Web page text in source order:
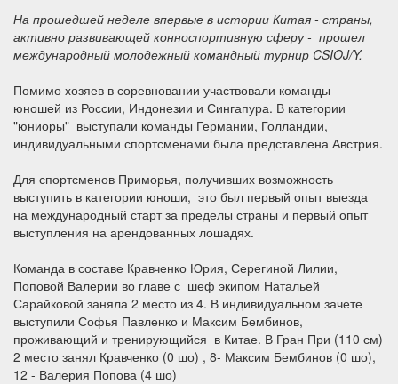
На прошедшей неделе впервые в истории Китая - страны,
активно развивающей конноспортивную сферу - прошел
международный молодежный командный турнир CSIOJ/Y.
Помимо хозяев в соревновании участвовали команды
юношей из России, Индонезии и Сингапура. В категории
"юниоры" выступали команды Германии, Голландии,
индивидуальными спортсменами была представлена Австрия.
Для спортсменов Приморья, получивших возможность
выступить в категории юноши, это был первый опыт выезда
на международный старт за пределы страны и первый опыт
выступления на арендованных лошадях.
Команда в составе Кравченко Юрия, Серегиной Лилии,
Поповой Валерии во главе с шеф экипом Натальей
Сарайковой заняла 2 место из 4. В индивидуальном зачете
выступили Софья Павленко и Максим Бембинов,
проживающий и тренирующийся в Китае. В Гран При (110 см)
2 место занял Кравченко (0 шо) , 8- Максим Бембинов (0 шо),
12 - Валерия Попова (4 шо)